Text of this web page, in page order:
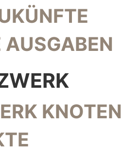
AUSGABEN
KNOTEN